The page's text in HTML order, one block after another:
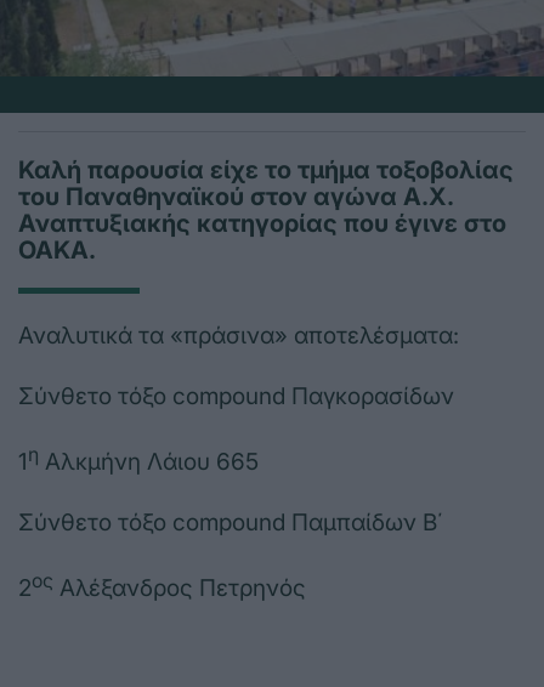
Καλή παρουσία είχε το τμήμα τοξοβολίας
του Παναθηναϊκού στον αγώνα Α.Χ.
Αναπτυξιακής κατηγορίας που έγινε στο
ΟΑΚΑ.
Αναλυτικά τα «πράσινα» αποτελέσματα:
Σύνθετο τόξο compound Παγκορασίδων
1η Αλκμήνη Λάιου 665
Σύνθετο τόξο compound Παμπαίδων Β΄
2ος Αλέξανδρος Πετρηνός